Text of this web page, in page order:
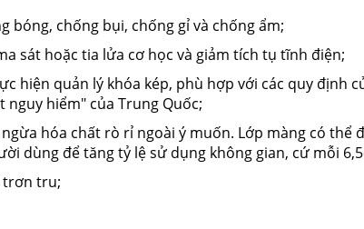
bóng, chống bụi, chống gỉ và chống ẩm;
sát hoặc tia lửa cơ học và giảm tích tụ tĩnh điện;
hiện quản lý khóa kép, phù hợp với các quy định
nguy hiểm" của Trung Quốc;
hóa chất rò rỉ ngoài ý muốn. Lớp màng có thể
dùng để tăng tỷ lệ sử dụng không gian, cứ mỗi
trơn tru;